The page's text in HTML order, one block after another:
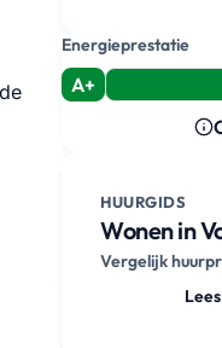
Energieprestatie
A+
HUURGIDS
Wonen in
Vergelijk